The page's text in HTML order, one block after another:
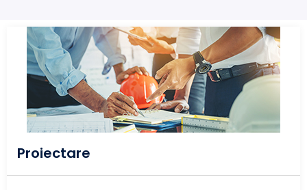
Proiectare